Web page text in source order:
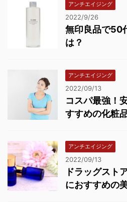
アンチエイジング
2022/9/26
無印良品で50
は？
アンチエイジング
2022/09/13
コスパ最強！
すすめの化粧
アンチエイジング
2022/09/13
ドラッグスト
におすすめの